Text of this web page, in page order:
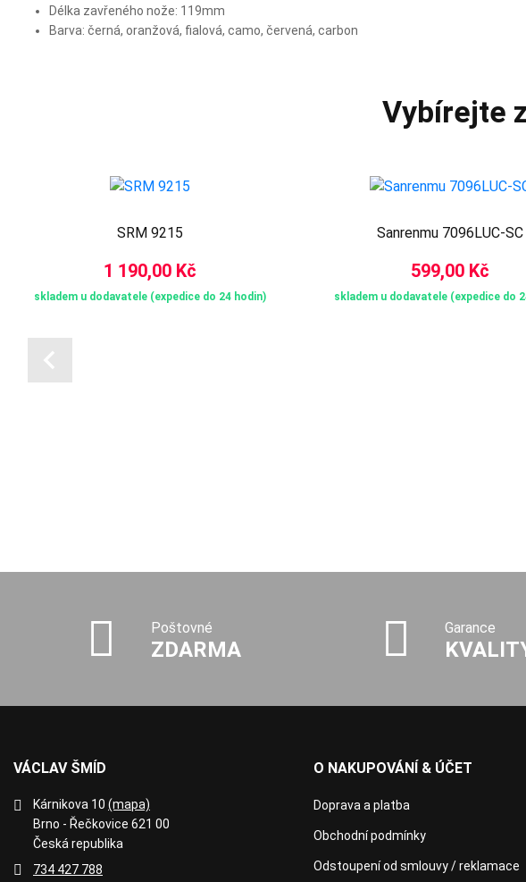
Délka zavřeného nože: 119mm
Barva: černá, oranžová, fialová, camo, červená, carbon
Vybírejte
SRM 9215
1 190,00 Kč
skladem u dodavatele (expedice do 24 hodin)
Sanrenmu 7096LUC-SC
599,00 Kč
skladem u dodavatele (expedice do
Poštovné
ZDARMA
Garance
VÁCLAV ŠMÍD
Kárnikova 10 (mapa)
Brno - Řečkovice 621 00
Česká republika
734 427 788
O NAKUPOVÁNÍ & ÚČET
Doprava a platba
Obchodní podmínky
Odstoupení od smlouvy / reklamace